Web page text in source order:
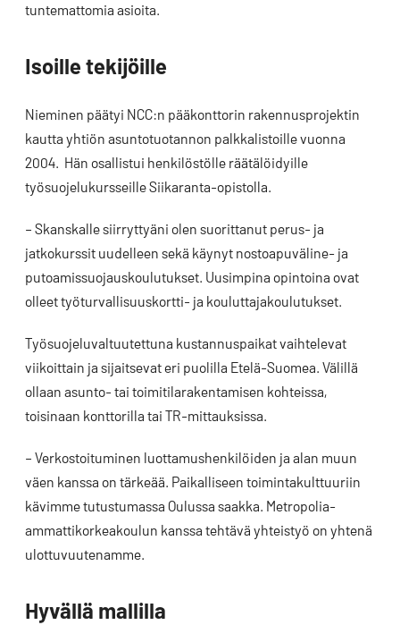
tuntemattomia asioita.
Isoille tekijöille
Nieminen päätyi NCC:n pääkonttorin rakennusprojektin
kautta yhtiön asuntotuotannon palkkalistoille vuonna
2004. Hän osallistui henkilöstölle räätälöidyille
työsuojelukursseille Siikaranta-opistolla.
– Skanskalle siirryttyäni olen suorittanut perus- ja
jatkokurssit uudelleen sekä käynyt nostoapuväline- ja
putoamissuojauskoulutukset. Uusimpina opintoina ovat
olleet työturvallisuuskortti- ja kouluttajakoulutukset.
Työsuojeluvaltuutettuna kustannuspaikat vaihtelevat
viikoittain ja sijaitsevat eri puolilla Etelä-Suomea. Välillä
ollaan asunto- tai toimitilarakentamisen kohteissa,
toisinaan konttorilla tai TR-mittauksissa.
– Verkostoituminen luottamushenkilöiden ja alan muun
väen kanssa on tärkeää. Paikalliseen toimintakulttuuriin
kävimme tutustumassa Oulussa saakka. Metropolia-
ammattikorkeakoulun kanssa tehtävä yhteistyö on yhtenä
ulottuvuutenamme.
Hyvällä mallilla